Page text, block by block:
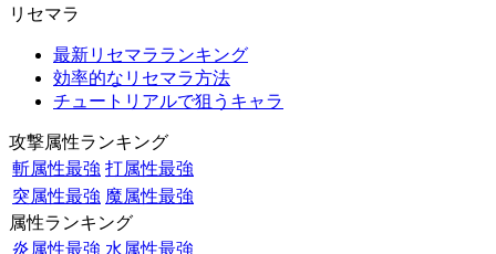
リセマラ
最新リセマラランキング
効率的なリセマラ方法
チュートリアルで狙うキャラ
攻撃属性ランキング
斬属性最強 打属性最強
突属性最強 魔属性最強
属性ランキング
炎属性最強 水属性最強